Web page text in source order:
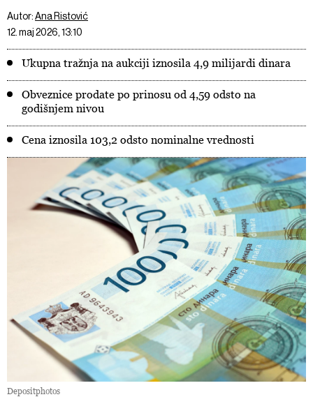
Autor:Ana Ristović
12. maj 2026, 13:10
Ukupna tražnja na aukciji iznosila 4,9 milijardi dinara
Obveznice prodate po prinosu od 4,59 odsto na
godišnjem nivou
Cena iznosila 103,2 odsto nominalne vrednosti
Depositphotos